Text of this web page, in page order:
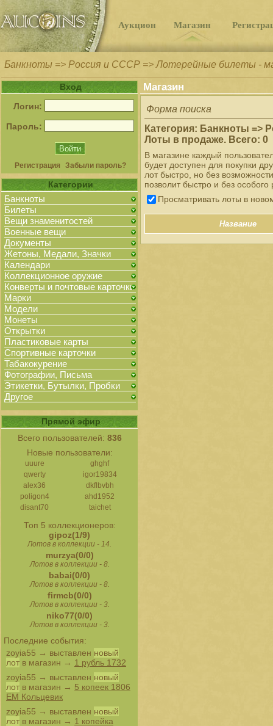
Аукцион Магазин
Банкноты => Россия и СССР => Лотерейные билеты -
Вход
Логин:
Пароль:
Регистрация Забыли пароль?
Категории
Банкноты
Билеты
Вещи знаменитостей
Военные вещи
Документы
Жетоны, Медали, Значки
Календари
Коллекционное оружие
Конверты и почтовые карточки
Марки
Модели
Монеты
Открытки
Пластиковые карты
Спортивные карточки
Табакокурение
Фотографии, Письма
Этикетки, Бутылки, Пробки
Другое
Прямой эфир
Всего пользователей: 836
Новые пользователи:
uuure
ghghf
qwerty
igor19834
alex36
dkflbvbh
poligon4
ahd1952
disant70
taichet
Топ 5 коллекционеров:
gipoz(1/9)
Лотов в коллекции - 14.
murzya(0/0)
Лотов в коллекции - 8.
babai(0/0)
Лотов в коллекции - 8.
firmcb(0/0)
Лотов в коллекции - 3.
niko77(0/0)
Лотов в коллекции - 3.
Последние события:
zoyia55 → выставлен новый
лот в магазин → 1 рубль 1732
zoyia55 → выставлен новый
лот в магазин → 5 копеек 1806
ЕМ Кольцевик
zoyia55 → выставлен новый
лот в магазин → 1 копейка
Магазин
Форма поиска
Категория: Банкноты =>
Лоты в продаже. Всего: 0
В магазине каждый
будет доступен для покупки
лот быстро, но без
позволит быстро и без
Просматривать лоты в
Название